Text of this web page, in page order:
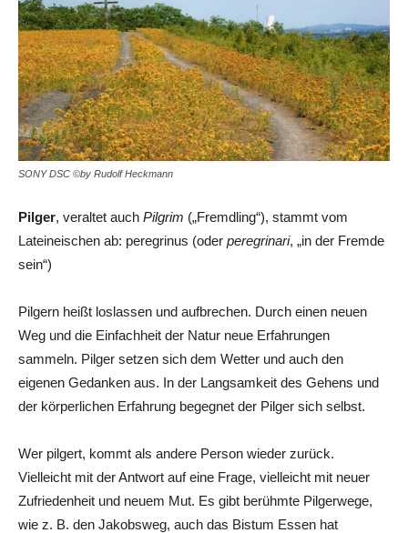
SONY DSC ©by Rudolf Heckmann
Pilger, veraltet auch Pilgrim („Fremdling“), stammt vom
Lateineischen ab: peregrinus (oder peregrinari, „in der Fremde
sein“)
Pilgern heißt loslassen und aufbrechen. Durch einen neuen
Weg und die Einfachheit der Natur neue Erfahrungen
sammeln. Pilger setzen sich dem Wetter und auch den
eigenen Gedanken aus. In der Langsamkeit des Gehens und
der körperlichen Erfahrung begegnet der Pilger sich selbst.
Wer pilgert, kommt als andere Person wieder zurück.
Vielleicht mit der Antwort auf eine Frage, vielleicht mit neuer
Zufriedenheit und neuem Mut. Es gibt berühmte Pilgerwege,
wie z. B. den Jakobsweg, auch das Bistum Essen hat